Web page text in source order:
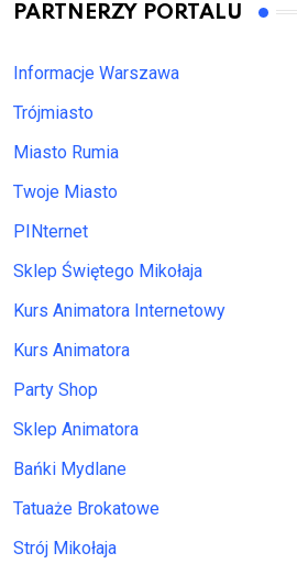
PARTNERZY PORTALU
Informacje Warszawa
Trójmiasto
Miasto Rumia
Twoje Miasto
PINternet
Sklep Świętego Mikołaja
Kurs Animatora Internetowy
Kurs Animatora
Party Shop
Sklep Animatora
Bańki Mydlane
Tatuaże Brokatowe
Strój Mikołaja